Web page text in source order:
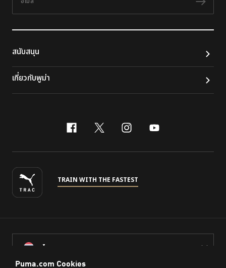
ติดต
สนับสนุน
เกี่ยวกับพูม่า
facebook
x-twitter
instagram
youtube
TRAIN WITH THE FASTEST
ไทย